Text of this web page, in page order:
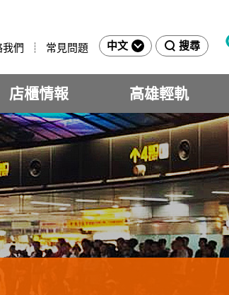
我們 常見問題 中文 搜尋
店櫃情報 高雄輕軌